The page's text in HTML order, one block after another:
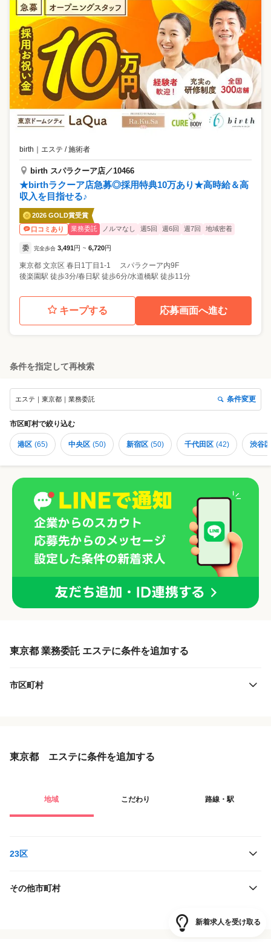
birth ｜ エステ / 施術者
birth スパラクーア店／10466
★birthラクーア店急募◎採用特典10万あり★高時給＆高
収入を目指せる♪
2026 GOLD賞受賞
口コミあり
業務委託 ノルマなし 週5回 週6回 週7回 地域密着
委 完全歩合 3,491円 ~ 6,720円
東京都 文京区 春日1丁目1-1 スパラクーア内9F
後楽園駅 徒歩3分/春日駅 徒歩6分/水道橋駅 徒歩11分
キープする 応募画面へ進む
条件を指定して再検索
エステ｜東京都｜業務委託 条件変更
市区町村で絞り込む
港区 (65) 中央区 (50) 新宿区 (50) 千代田区 (42) 渋谷区
東京都 業務委託 エステに条件を追加する
市区町村
東京都 エステに条件を追加する
地域 こだわり 路線・駅
23区
その他市町村
新着求人を受け取る